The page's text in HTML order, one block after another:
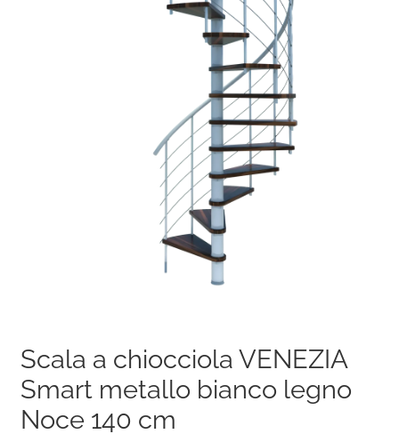
Scala a chiocciola VENEZIA
Smart metallo bianco legno
Noce 140 cm